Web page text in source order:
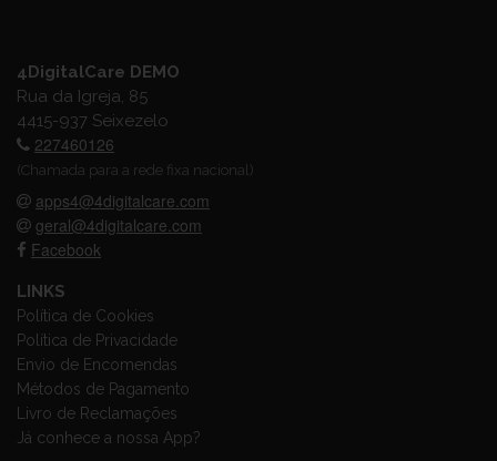
4DigitalCare DEMO
Rua da Igreja, 85
4415-937 Seixezelo
227460126
(Chamada para a rede fixa nacional)
apps4@4digitalcare.com
geral@4digitalcare.com
Facebook
LINKS
Política de Cookies
Política de Privacidade
Envio de Encomendas
Métodos de Pagamento
Livro de Reclamações
Já conhece a nossa App?